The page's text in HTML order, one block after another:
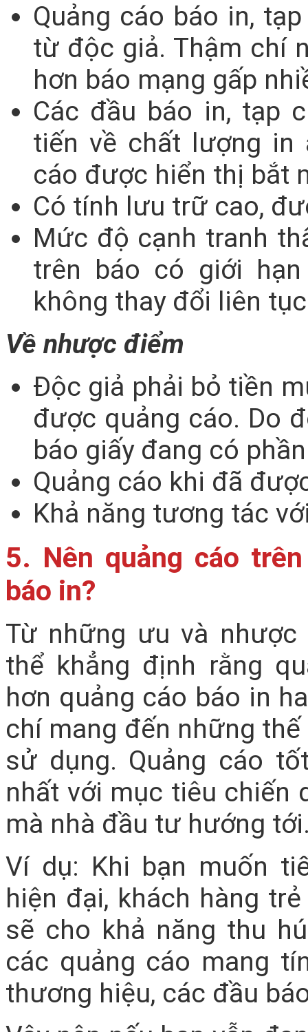
Quảng cáo báo in,
từ độc giả. Thậm chí
hơn báo mạng gấp
Các đầu báo in, tạp
tiến về chất lượng in
cáo được hiển thị bắt
Có tính lưu trữ cao,
Mức độ cạnh tranh
trên báo có giới
không thay đổi liên
Về nhược điểm
Độc giả phải bỏ tiền
được quảng cáo. Do
báo giấy đang có
Quảng cáo khi đã
Khả năng tương tác
5. Nên quảng cáo
báo in?
Từ những ưu và
thể khẳng định rằng
hơn quảng cáo báo in
chí mang đến những
sử dụng. Quảng cáo
nhất với mục tiêu chiến
mà nhà đầu tư hướng
Ví dụ: Khi bạn muốn
hiện đại, khách hàng
sẽ cho khả năng thu
các quảng cáo mang
thương hiệu, các đầu